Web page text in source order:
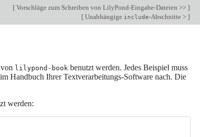
[ Vorschläge zum Schreiben von LilyPond-Eingabe-Dateien >> ]
[ Unabhängige include-Abschnitte > ]
lilypond-book benutzt werden. Jedes Beispiel muss
Handbuch Ihrer Textverarbeitungs-Software nach. Die
werden: